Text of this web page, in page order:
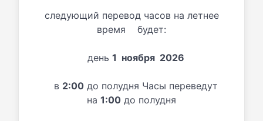
следующий перевод часов на летнее
время будет:
день 1 ноября 2026
в 2:00 до полудня Часы переведут
на 1:00 до полудня